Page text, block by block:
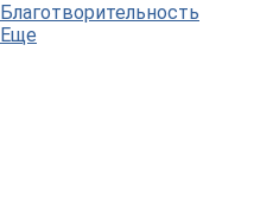
Благотворительность
Еще